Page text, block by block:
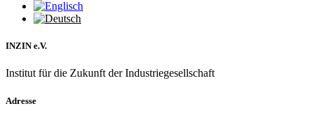
INZIN e.V.
Institut für die Zukunft der Industriegesellschaft
Adresse